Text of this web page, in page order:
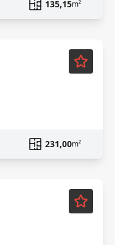
135,15m²
Mobiliado
231,00m²
Mobiliado